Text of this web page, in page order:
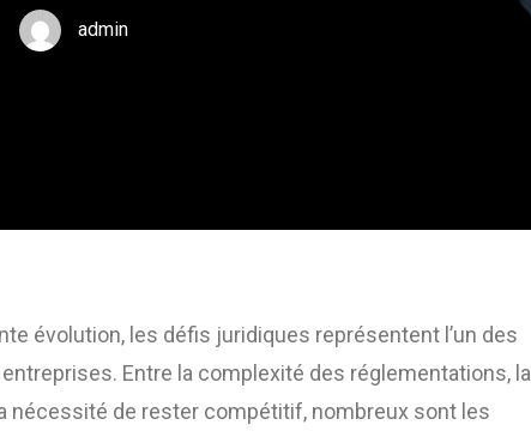
admin
évolution, les défis juridiques représentent l’un des
Entre la complexité des réglementations, la
nécessité de rester compétitif, nombreux sont les